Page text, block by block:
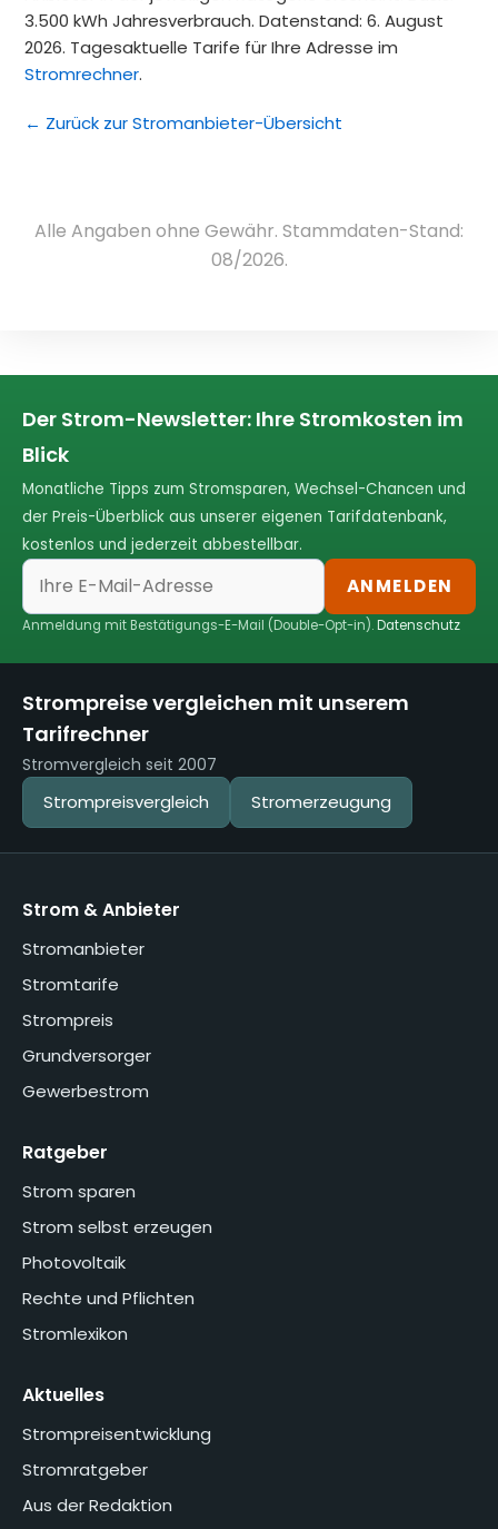
3.500 kWh Jahresverbrauch. Datenstand: 6. August
2026. Tagesaktuelle Tarife für Ihre Adresse im
Stromrechner.
← Zurück zur Stromanbieter-Übersicht
Alle Angaben ohne Gewähr. Stammdaten-Stand:
08/2026.
Der Strom-Newsletter: Ihre Stromkosten im
Blick
Monatliche Tipps zum Stromsparen, Wechsel-Chancen und
der Preis-Überblick aus unserer eigenen Tarifdatenbank,
kostenlos und jederzeit abbestellbar.
ANMELDEN
Anmeldung mit Bestätigungs-E-Mail (Double-Opt-in).Datenschutz
Strompreise vergleichen mit unserem
Tarifrechner
Stromvergleich seit 2007
Strompreisvergleich Stromerzeugung
Strom & Anbieter
Stromanbieter
Stromtarife
Strompreis
Grundversorger
Gewerbestrom
Ratgeber
Strom sparen
Strom selbst erzeugen
Photovoltaik
Rechte und Pflichten
Stromlexikon
Aktuelles
Strompreisentwicklung
Stromratgeber
Aus der Redaktion